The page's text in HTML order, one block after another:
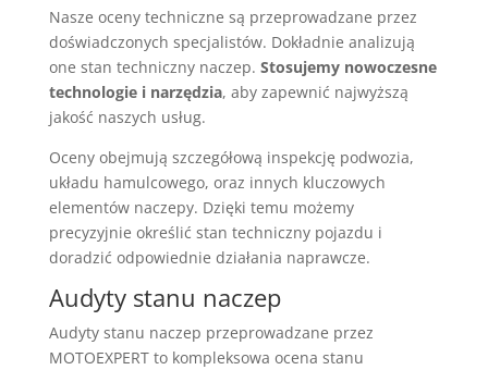
Nasze oceny techniczne są przeprowadzane przez
doświadczonych specjalistów. Dokładnie analizują
one stan techniczny naczep. Stosujemy nowoczesne
technologie i narzędzia, aby zapewnić najwyższą
jakość naszych usług.
Oceny obejmują szczegółową inspekcję podwozia,
układu hamulcowego, oraz innych kluczowych
elementów naczepy. Dzięki temu możemy
precyzyjnie określić stan techniczny pojazdu i
doradzić odpowiednie działania naprawcze.
Audyty stanu naczep
Audyty stanu naczep przeprowadzane przez
MOTOEXPERT to kompleksowa ocena stanu